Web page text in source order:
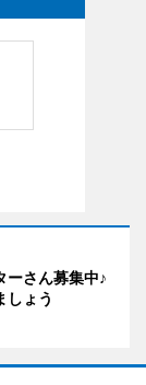
ーさん募集中♪
しょう